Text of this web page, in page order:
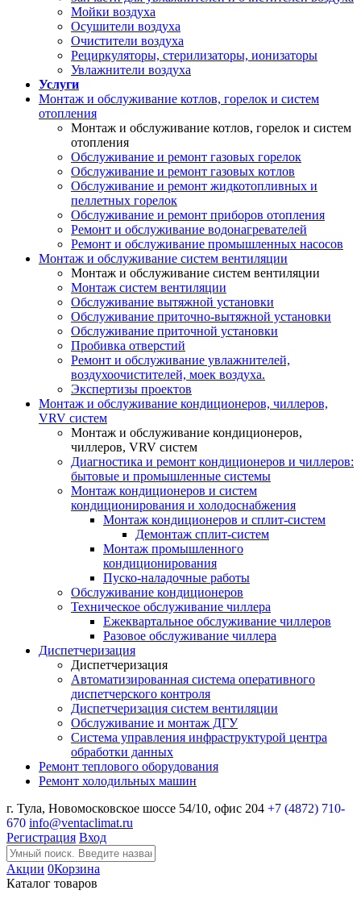
Мойки воздуха
Осушители воздуха
Очистители воздуха
Рециркуляторы, стерилизаторы, ионизаторы
Увлажнители воздуха
Услуги
Монтаж и обслуживание котлов, горелок и систем
отопления
Монтаж и обслуживание котлов, горелок и систем
отопления
Обслуживание и ремонт газовых горелок
Обслуживание и ремонт газовых котлов
Обслуживание и ремонт жидкотопливных и
пеллетных горелок
Обслуживание и ремонт приборов отопления
Ремонт и обслуживание водонагревателей
Ремонт и обслуживание промышленных насосов
Монтаж и обслуживание систем вентиляции
Монтаж и обслуживание систем вентиляции
Монтаж систем вентиляции
Обслуживание вытяжной установки
Обслуживание приточно-вытяжной установки
Обслуживание приточной установки
Пробивка отверстий
Ремонт и обслуживание увлажнителей,
воздухоочистителей, моек воздуха.
Экспертизы проектов
Монтаж и обслуживание кондиционеров, чиллеров,
VRV систем
Монтаж и обслуживание кондиционеров,
чиллеров, VRV систем
Диагностика и ремонт кондиционеров и чиллеров:
бытовые и промышленные системы
Монтаж кондиционеров и систем
кондиционирования и холодоснабжения
Монтаж кондиционеров и сплит-систем
Демонтаж сплит-систем
Монтаж промышленного
кондиционирования
Пуско-наладочные работы
Обслуживание кондиционеров
Техническое обслуживание чиллера
Ежеквартальное обслуживание чиллеров
Разовое обслуживание чиллера
Диспетчеризация
Диспетчеризация
Автоматизированная система оперативного
диспетчерского контроля
Диспетчеризация систем вентиляции
Обслуживание и монтаж ДГУ
Система управления инфраструктурой центра
обработки данных
Ремонт теплового оборудования
Ремонт холодильных машин
г. Тула, Новомосковское шоссе 54/10, офис 204 +7 (4872) 710-
670 info@ventaclimat.ru
Регистрация Вход
Акции 0Корзина
Каталог товаров